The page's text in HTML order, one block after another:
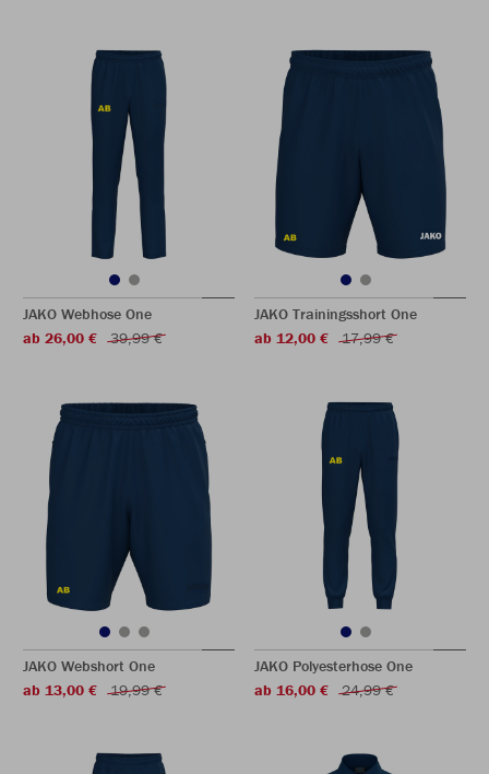
JAKO Webhose One
ab 26,00 €
39,99 €
JAKO Trainingsshort One
ab 12,00 €
17,99 €
JAKO Webshort One
ab 13,00 €
19,99 €
JAKO Polyesterhose One
ab 16,00 €
24,99 €